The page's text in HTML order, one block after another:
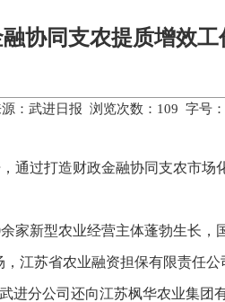
协同支农提质增效工
：武进日报 浏览次数： 109 字号：
通过打造财政金融协同支农市
家新型农业经营主体蓬勃生长，
江苏省农业融资担保有限责任
进分公司还向江苏枫华农业集